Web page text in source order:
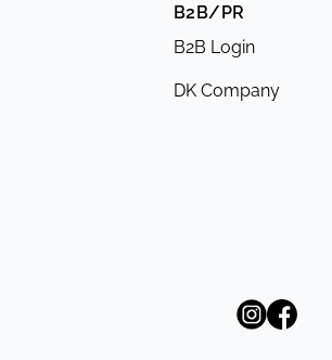
B2B/PR
B2B Login
DK Company